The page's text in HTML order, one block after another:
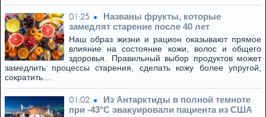
01:25
Названы фрукты, которые
замедлят старение после 40 лет
Наш образ жизни и рацион оказывают прямое
влияние на состояние кожи, волос и общего
здоровья. Правильный выбор продуктов может
замедлить процессы старения, сделать кожу более упругой,
сократить…
01:02
Из Антарктиды в полной темноте
при -43°C эвакуировали пациента из США